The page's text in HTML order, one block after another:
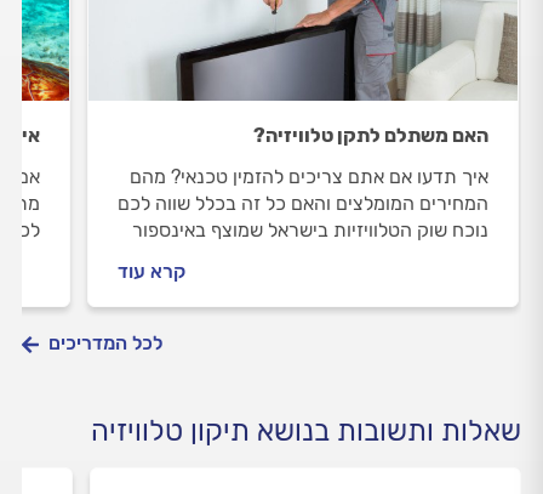
האם משתלם לתקן טלוויזיה?
איך תדעו אם אתם צריכים להזמין טכנאי? מהם
המחירים המומלצים והאם כל זה בכלל שווה לכם
נוכח שוק הטלוויזיות בישראל שמוצף באינספור
קרא עוד
איך
לכך
לכל המדריכים
שאלות ותשובות בנושא תיקון טלוויזיה